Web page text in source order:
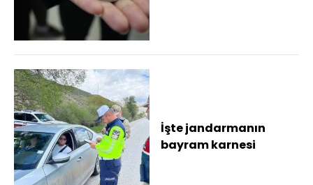
İşte jandarmanın
bayram karnesi